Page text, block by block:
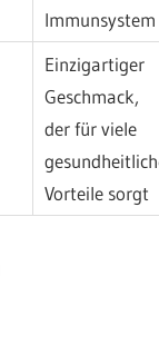
Immunsystem
Einzigartiger
Geschmack,
der für viele
Vorteile sorgt